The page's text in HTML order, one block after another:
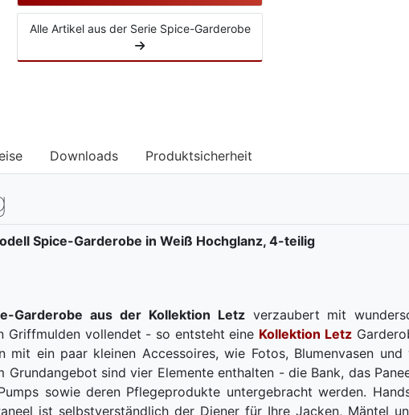
Alle Artikel aus der Serie Spice-Garderobe
Downloads Produktsicherheit
Spice-Garderobe in Weiß Hochglanz, 4-teilig
Garderobe aus der Kollektion Letzverzaubert mit
Griffmulden vollendet - so entsteht eine Kollektion Letz
mit ein paar kleinen Accessoires, wie Fotos, Blumenvasen
sind vier Elemente enthalten - die Bank, das
sowie deren Pflegeprodukte untergebracht werden.
ist selbstverständlich der Diener für Ihre Jacken,